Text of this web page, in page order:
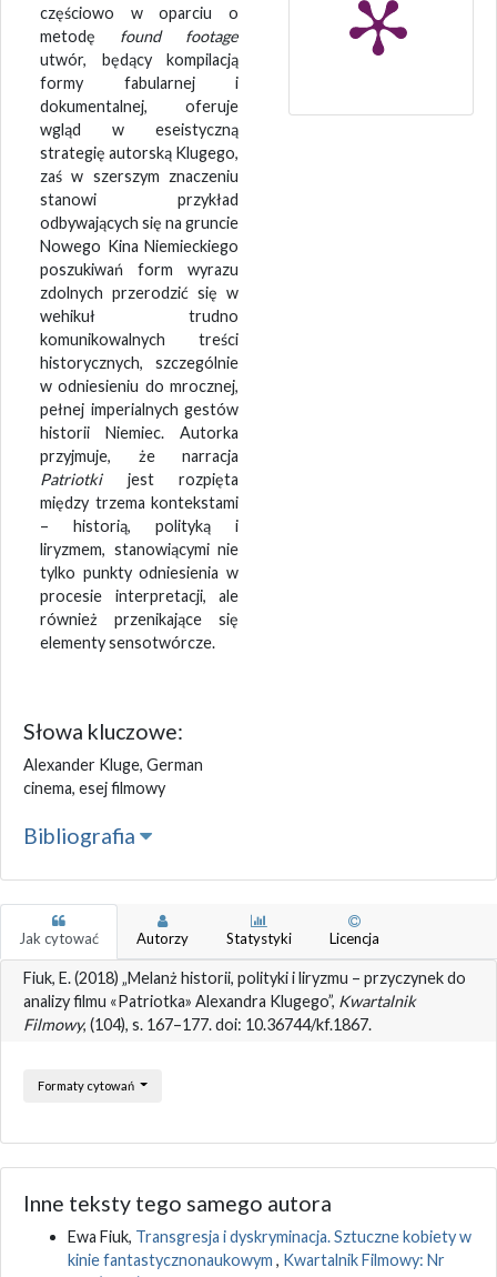
częściowo w oparciu o
metodę found footage
utwór, będący kompilacją
formy fabularnej i
dokumentalnej, oferuje
wgląd w eseistyczną
strategię autorską Klugego,
zaś w szerszym znaczeniu
stanowi przykład
odbywających się na gruncie
Nowego Kina Niemieckiego
poszukiwań form wyrazu
zdolnych przerodzić się w
wehikuł trudno
komunikowalnych treści
historycznych, szczególnie
w odniesieniu do mrocznej,
pełnej imperialnych gestów
historii Niemiec. Autorka
przyjmuje, że narracja
Patriotkijest rozpięta
między trzema kontekstami
– historią, polityką i
liryzmem, stanowiącymi nie
tylko punkty odniesienia w
procesie interpretacji, ale
również przenikające się
elementy sensotwórcze.
Słowa kluczowe:
Alexander Kluge, German
cinema, esej filmowy
Bibliografia
Jak cytować Autorzy Statystyki Licencja
Fiuk, E. (2018) „Melanż historii, polityki i liryzmu – przyczynek do
analizy filmu «Patriotka» Alexandra Klugego”, Kwartalnik
Filmowy, (104), s. 167–177. doi: 10.36744/kf.1867.
Formaty cytowań
Inne teksty tego samego autora
Ewa Fiuk, Transgresja i dyskryminacja. Sztuczne kobiety w
kinie fantastycznonaukowym , Kwartalnik Filmowy: Nr